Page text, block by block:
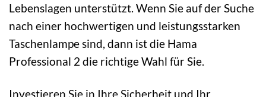
Lebenslagen unterstützt. Wenn Sie auf der Suche
nach einer hochwertigen und leistungsstarken
Taschenlampe sind, dann ist die Hama
Professional 2 die richtige Wahl für Sie.
Investieren Sie in Ihre Sicherheit und Ihr